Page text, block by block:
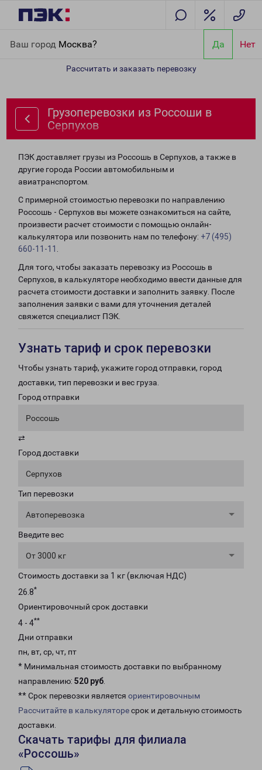
Ваш город Москва? Да Нет
Рассчитать и заказать перевозку
Грузоперевозки из Россоши в
Серпухов
ПЭК доставляет грузы из Россошь в Серпухов, а также в
другие города России автомобильным и
авиатранспортом.
С примерной стоимостью перевозки по направлению
Россошь - Серпухов вы можете ознакомиться на сайте,
произвести расчет стоимости с помощью онлайн-
калькулятора или позвонить нам по телефону: +7 (495)
660-11-11
Для того, чтобы заказать перевозку из Россошь в
Серпухов, в калькуляторе необходимо ввести данные для
расчета стоимости доставки и заполнить заявку. После
заполнения заявки с вами для уточнения деталей
свяжется специалист ПЭК.
Узнать тариф и срок перевозки
Чтобы узнать тариф, укажите город отправки, город
доставки, тип перевозки и вес груза.
Город отправки
Россошь
⇄
Город доставки
Серпухов
Тип перевозки
Автоперевозка
Введите вес
От 3000 кг
Стоимость доставки за 1 кг (включая НДС)
26.8*
Ориентировочный срок доставки
4 - 4**
Дни отправки
пн, вт, ср, чт, пт
* Минимальная стоимость доставки по выбранному
направлению: 520 руб.
** Срок перевозки является ориентировочным
Рассчитайте в калькуляторесрок и детальную стоимость
доставки.
Скачать тарифы для филиала
«Россошь»